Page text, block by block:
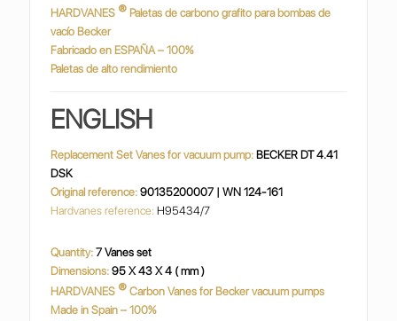
HARDVANES ® Paletas de carbono grafito para bombas de
vacío Becker
Fabricado en ESPAÑA – 100%
Paletas de alto rendimiento
ENGLISH
Replacement Set Vanes for vacuum pump: BECKER DT 4.41
DSK
Original reference: 90135200007 | WN 124-161
Hardvanes reference: H95434/7
Quantity: 7 Vanes set
Dimensions:95 X 43 X 4 ( mm )
HARDVANES ® Carbon Vanes for Becker vacuum pumps
Made in Spain – 100%